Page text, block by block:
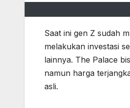
Saat ini gen Z sudah
melakukan investasi
lainnya. The Palace
namun harga
asli.